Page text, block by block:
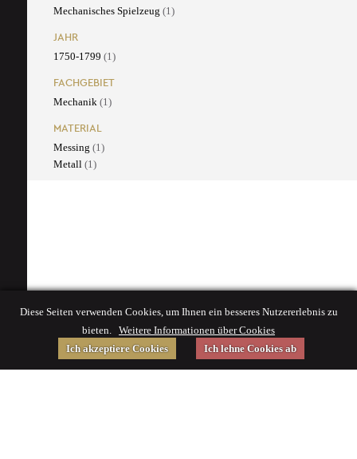
Mechanisches Spielzeug (1)
JAHR
1750-1799 (1)
FACHGEBIET
Mechanik (1)
MATERIAL
Messing (1)
Metall (1)
Diese Seiten verwenden Cookies, um Ihnen ein besseres Nutzererlebnis zu
bieten. Weitere Informationen über Cookies
Ich akzeptiere Cookies
Ich lehne Cookies ab